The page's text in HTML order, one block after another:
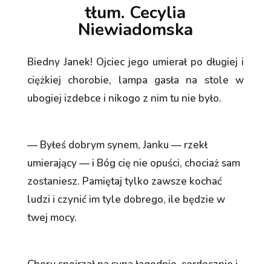
tłum. Cecylia
Niewiadomska
Biedny Janek! Ojciec jego umierał po długiej i
ciężkiej chorobie, lampa gasła na stole w
ubogiej izdebce i nikogo z nim tu nie było.
— Byłeś dobrym synem, Janku — rzekł
umierający — i Bóg cię nie opuści, chociaż sam
zostaniesz. Pamiętaj tylko zawsze kochać
ludzi i czynić im tyle dobrego, ile będzie w
twej mocy.